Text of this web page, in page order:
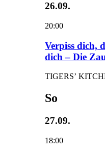
26.09.
20:00
Verpiss dich,
dich – Die
TIGERS’
So
27.09.
18:00